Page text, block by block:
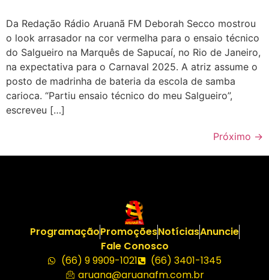
Da Redação Rádio Aruanã FM Deborah Secco mostrou
o look arrasador na cor vermelha para o ensaio técnico
do Salgueiro na Marquês de Sapucaí, no Rio de Janeiro,
na expectativa para o Carnaval 2025. A atriz assume o
posto de madrinha de bateria da escola de samba
carioca. “Partiu ensaio técnico do meu Salgueiro”,
escreveu […]
Próximo →
ProgramaçãoPromoçõesNotíciasAnuncie
Fale Conosco
(66) 9 9909-1021
(66) 3401-1345
aruana@aruanafm.com.br